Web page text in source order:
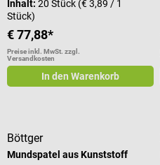
Inhalt: 20 Stück (€ 3,89 / 1
Stück)
€ 77,88*
Preise inkl. MwSt. zzgl.
Versandkosten
In den Warenkorb
Böttger
Mundspatel aus Kunststoff